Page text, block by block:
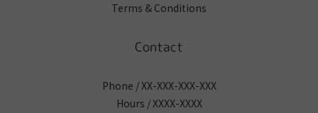
Terms & Conditions
Contact
Phone / XX-XXX-XXX-XXX
Hours / XXXX-XXXX